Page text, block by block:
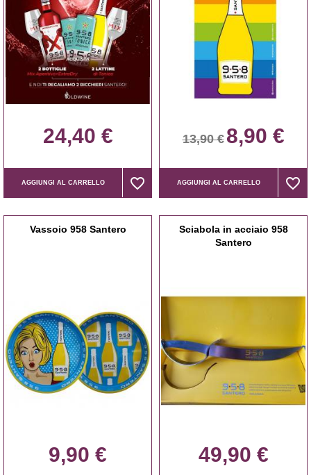
24,40 €
AGGIUNGI AL CARRELLO favorite_border
favorite_border
13,90 € 8,90 €
AGGIUNGI AL CARRELLO favorite_border
favorite_border
Vassoio 958 Santero
9,90 €
Sciabola in acciaio 958
Santero
49,90 €